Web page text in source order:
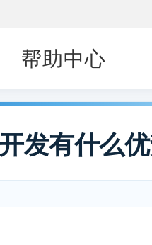
帮助中心
发有什么